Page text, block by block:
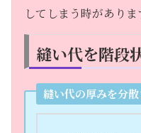
してしまう時がありま
縫い代を階段
縫い代の厚みを分